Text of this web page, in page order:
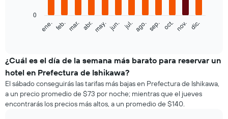
siguiente
el
promedio
de
una
habitación
ene. feb. mar. abr.may. jun. jul. ago. sep. oct. nov. dic.
0
¿Cuál es el día de la semana más barato para reservar un
hotel en Prefectura de Ishikawa?
El sábado conseguirás las tarifas más bajas en Prefectura de Ishikawa,
a un precio promedio de $73 por noche; mientras que el jueves
encontrarás los precios más altos, a un promedio de $140.